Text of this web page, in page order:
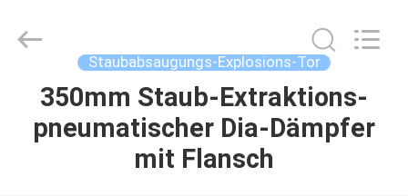
HEIM
CO.,LTD.
Staubabsaugungs-Explosions-Tor
350mm Staub-Extraktions-
pneumatischer Dia-Dämpfer
mit Flansch